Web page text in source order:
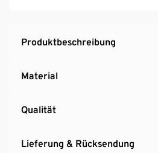
Produktbeschreibung
Material
Qualität
Lieferung & Rücksendung